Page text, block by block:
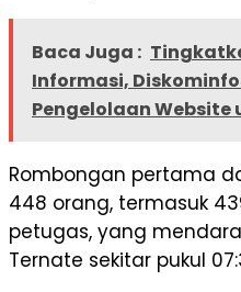
Baca Juga :
Informasi,
Pengelolaan Website
Rombongan pertama
448 orang, termasuk
petugas, yang
Ternate sekitar pukul